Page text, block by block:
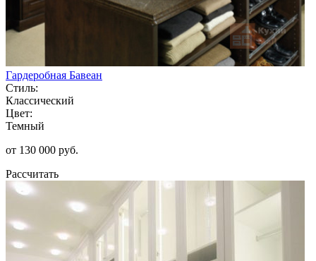
Гардеробная Бавеан
Стиль:
Классический
Цвет:
Темный
от 130 000 руб.
Рассчитать